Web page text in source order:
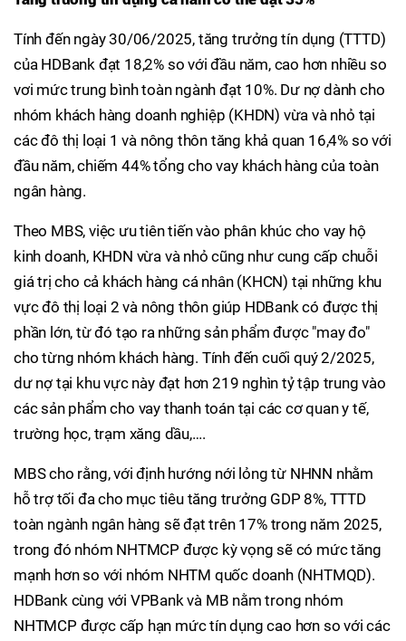
Tính đến ngày 30/06/2025, tăng trưởng tín dụng (TTTD)
của HDBank đạt 18,2% so với đầu năm, cao hơn nhiều so
vơi mức trung bình toàn ngành đạt 10%. Dư nợ dành cho
nhóm khách hàng doanh nghiệp (KHDN) vừa và nhỏ tại
các đô thị loại 1 và nông thôn tăng khả quan 16,4% so với
đầu năm, chiếm 44% tổng cho vay khách hàng của toàn
ngân hàng.
Theo MBS, việc ưu tiên tiến vào phân khúc cho vay hộ
kinh doanh, KHDN vừa và nhỏ cũng như cung cấp chuỗi
giá trị cho cả khách hàng cá nhân (KHCN) tại những khu
vực đô thị loại 2 và nông thôn giúp HDBank có được thị
phần lớn, từ đó tạo ra những sản phẩm được "may đo"
cho từng nhóm khách hàng. Tính đến cuối quý 2/2025,
dư nợ tại khu vực này đạt hơn 219 nghìn tỷ tập trung vào
các sản phẩm cho vay thanh toán tại các cơ quan y tế,
trường học, trạm xăng dầu,….
MBS cho rằng, với định hướng nới lỏng từ NHNN nhằm
hỗ trợ tối đa cho mục tiêu tăng trưởng GDP 8%, TTTD
toàn ngành ngân hàng sẽ đạt trên 17% trong năm 2025,
trong đó nhóm NHTMCP được kỳ vọng sẽ có mức tăng
mạnh hơn so với nhóm NHTM quốc doanh (NHTMQD).
HDBank cùng với VPBank và MB nằm trong nhóm
NHTMCP được cấp hạn mức tín dụng cao hơn so với các